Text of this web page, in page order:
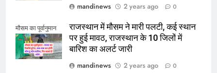
mandinews
2 years ago 0
मौसम का पूर्वानुमान
राजस्थान में मौसम ने मारी पलटी, कई स्थान
पर हुई मावठ, राजस्थान के 10 जिलों में
बारिश का अलर्ट जारी
mandinews
2 years ago 0